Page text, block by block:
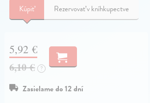
Kúpiť Rezervovať v kníhkupectve
5,92 €
6,10 €
?
Zasielame do 12 dní